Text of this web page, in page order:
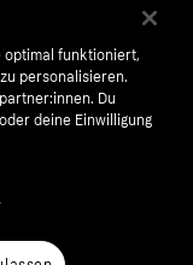
optimal funktioniert,
personalisieren.
Du
deine Einwilligung